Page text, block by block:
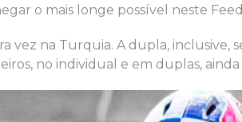
o mais longe possível neste
vez na Turquia. A dupla, inclusive,
no individual e em duplas,